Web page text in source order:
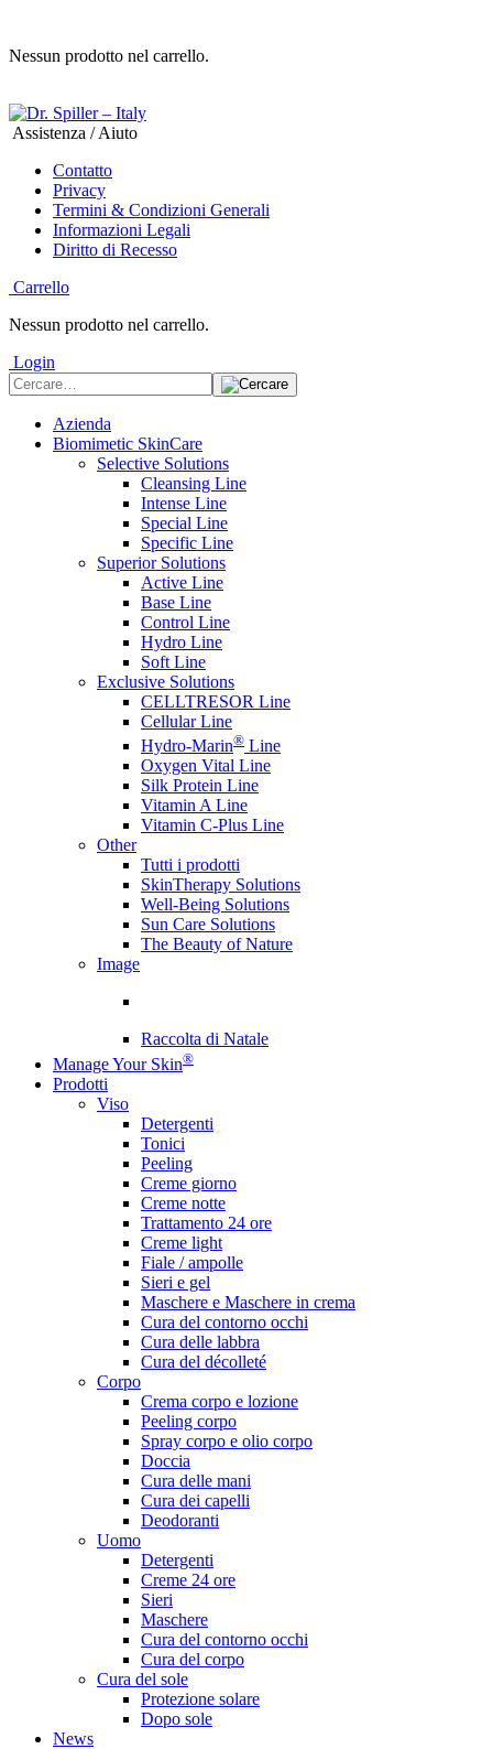
Nessun prodotto nel carrello.
Assistenza / Aiuto
Contatto
Privacy
Termini & Condizioni Generali
Informazioni Legali
Diritto di Recesso
Carrello
Nessun prodotto nel carrello.
Login
Azienda
Biomimetic SkinCare
Selective Solutions
Cleansing Line
Intense Line
Special Line
Specific Line
Superior Solutions
Active Line
Base Line
Control Line
Hydro Line
Soft Line
Exclusive Solutions
CELLTRESOR Line
Cellular Line
Hydro-Marin® Line
Oxygen Vital Line
Silk Protein Line
Vitamin A Line
Vitamin C-Plus Line
Other
Tutti i prodotti
SkinTherapy Solutions
Well-Being Solutions
Sun Care Solutions
The Beauty of Nature
Image
Raccolta di Natale
Manage Your Skin®
Prodotti
Viso
Detergenti
Tonici
Peeling
Creme giorno
Creme notte
Trattamento 24 ore
Creme light
Fiale / ampolle
Sieri e gel
Maschere e Maschere in crema
Cura del contorno occhi
Cura delle labbra
Cura del décolleté
Corpo
Crema corpo e lozione
Peeling corpo
Spray corpo e olio corpo
Doccia
Cura delle mani
Cura dei capelli
Deodoranti
Uomo
Detergenti
Creme 24 ore
Sieri
Maschere
Cura del contorno occhi
Cura del corpo
Cura del sole
Protezione solare
Dopo sole
News